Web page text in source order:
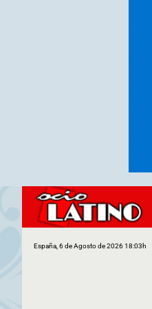
España, 6 de Agosto de 2026 18:03h